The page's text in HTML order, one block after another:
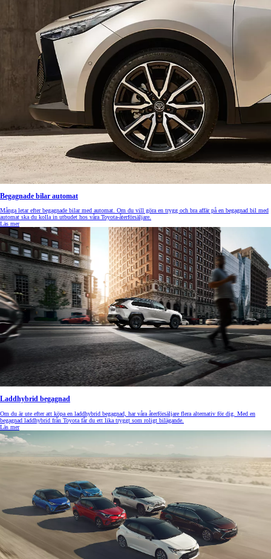
Begagnade bilar automat
Många letar efter begagnade bilar med automat. Om du vill göra en trygg och bra affär på en begagnad bil med
automat ska du kolla in utbudet hos våra Toyota-återförsäljare.
Läs mer
Laddhybrid begagnad
Om du är ute efter att köpa en laddhybrid begagnad, har våra återförsäljare flera alternativ för dig. Med en
begagnad laddhybrid från Toyota får du ett lika tryggt som roligt bilägande.
Läs mer